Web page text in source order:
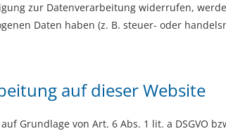
zur Datenverarbeitung widerrufen,
Daten haben (z. B. steuer- oder
auf dieser Website
Grundlage von Art. 6 Abs. 1 lit. a DSGVO